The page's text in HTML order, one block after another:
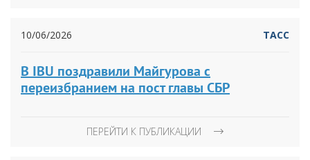
10/06/2026 ТАСС
В IBU поздравили Майгурова с
переизбранием на пост главы СБР
ПЕРЕЙТИ К ПУБЛИКАЦИИ